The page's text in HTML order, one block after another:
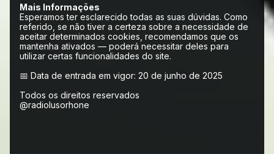
Mais Informações
Esperamos ter esclarecido todas as suas dúvidas. Como
referido, se não tiver a certeza sobre a necessidade de
aceitar determinados cookies, recomendamos que os
mantenha ativados — poderá necessitar deles para
utilizar certas funcionalidades do site.
📅 Data de entrada em vigor: 20 de junho de 2025
Todos os direitos reservados
@radiolusorhone